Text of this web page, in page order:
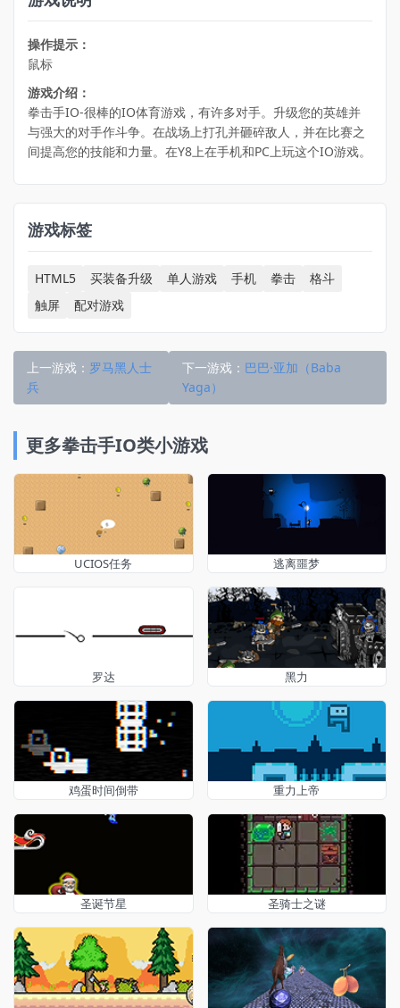
操作提示：
鼠标
游戏介绍：
拳击手IO-很棒的IO体育游戏，有许多对手。升级您的英雄并
与强大的对手作斗争。在战场上打孔并砸碎敌人，并在比赛之
间提高您的技能和力量。在Y8上在手机和PC上玩这个IO游戏。
游戏标签
HTML5 买装备升级 单人游戏 手机 拳击
格斗
触屏
配对游戏
上一游戏： 罗马黑人士
兵
下一游戏： 巴巴·亚加（Baba
Yaga）
更多拳击手IO类小游戏
UCIOS任务 逃离噩梦
罗达 黑力
鸡蛋时间倒带 重力上帝
圣诞节星 圣骑士之谜